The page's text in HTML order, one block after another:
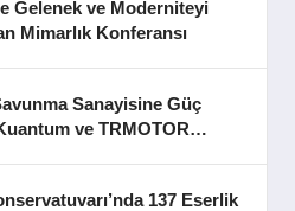
Gelenek ve Moderniteyi
Mimarlık Konferansı
Sanayisine Güç
ve TRMOTOR
137 Eserlik